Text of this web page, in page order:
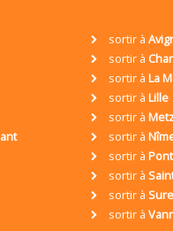
sortir à
sortir à
sortir à La
sortir à Lille
sortir à
sortir à
sortir à
sortir à
sortir à
sortir à